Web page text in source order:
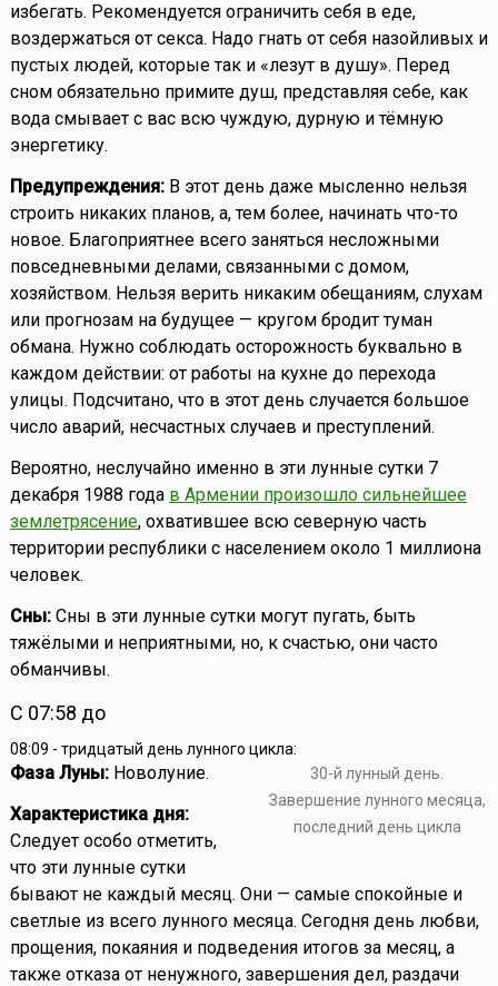
избегать. Рекомендуется ограничить себя в еде,
воздержаться от секса. Надо гнать от себя назойливых и
пустых людей, которые так и «лезут в душу». Перед
сном обязательно примите душ, представляя себе, как
вода смывает с вас всю чуждую, дурную и тёмную
энергетику.
Предупреждения:В этот день даже мысленно нельзя
строить никаких планов, а, тем более, начинать что-то
новое. Благоприятнее всего заняться несложными
повседневными делами, связанными с домом,
хозяйством. Нельзя верить никаким обещаниям, слухам
или прогнозам на будущее — кругом бродит туман
обмана. Нужно соблюдать осторожность буквально в
каждом действии: от работы на кухне до перехода
улицы. Подсчитано, что в этот день случается большое
число аварий, несчастных случаев и преступлений.
Вероятно, неслучайно именно в эти лунные сутки 7
декабря 1988 года в Армении произошло сильнейшее
землетрясение, охватившее всю северную часть
территории республики с населением около 1 миллиона
человек.
Сны:Сны в эти лунные сутки могут пугать, быть
тяжёлыми и неприятными, но, к счастью, они часто
обманчивы.
С 07:58 до
08:09 - тридцатый день лунного цикла:
30-й лунный день.
Завершение лунного месяца,
последний день цикла
Фаза Луны:Новолуние.
Характеристика дня:
Следует особо отметить,
что эти лунные сутки
бывают не каждый месяц. Они — самые спокойные и
светлые из всего лунного месяца. Сегодня день любви,
прощения, покаяния и подведения итогов за месяц, а
также отказа от ненужного, завершения дел, раздачи